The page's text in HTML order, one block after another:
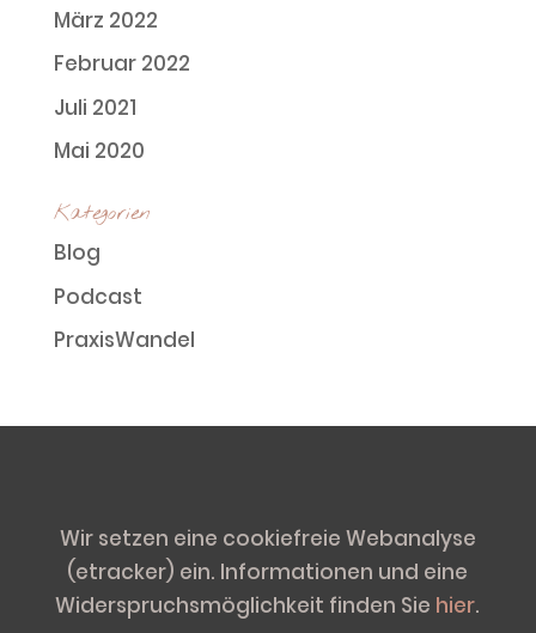
März 2022
Februar 2022
Juli 2021
Mai 2020
Kategorien
Blog
Podcast
PraxisWandel
Wir setzen eine cookiefreie Webanalyse
(etracker) ein. Informationen und eine
Widerspruchsmöglichkeit finden Sie hier.